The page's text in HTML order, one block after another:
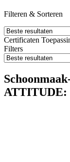
Filteren & Sorteren
Certificaten
Filters
ATTITUDE: